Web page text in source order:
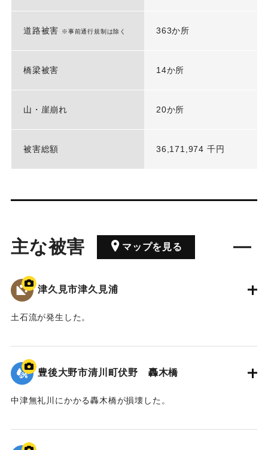
道路被害 ※事前通行規制は除く 363か所
橋梁被害 14か所
山・崖崩れ 20か所
被害総額 36,171,974 千円
主な被害 マップを見る
津久見市津久見浦
土石流が発生した。
｜固有コード:01204098
豊後大野市清川町伏野 轟木橋
中津無礼川にかかる轟木橋が損壊した。
｜固有コード:01204097